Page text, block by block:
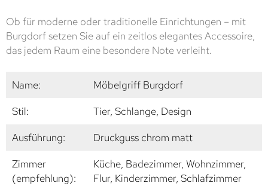
Ob für moderne oder traditionelle Einrichtungen – mit
Burgdorf setzen Sie auf ein zeitlos elegantes Accessoire,
das jedem Raum eine besondere Note verleiht.
Name:
Möbelgriff Burgdorf
Stil:
Tier, Schlange, Design
Ausführung:
Druckguss chrom matt
Zimmer
(empfehlung):
Küche, Badezimmer, Wohnzimmer,
Flur, Kinderzimmer, Schlafzimmer